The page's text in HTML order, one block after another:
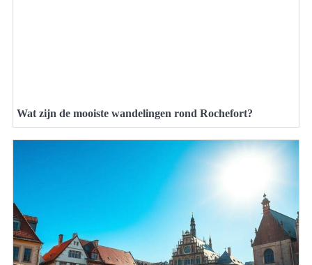
Wat zijn de mooiste wandelingen rond Rochefort?